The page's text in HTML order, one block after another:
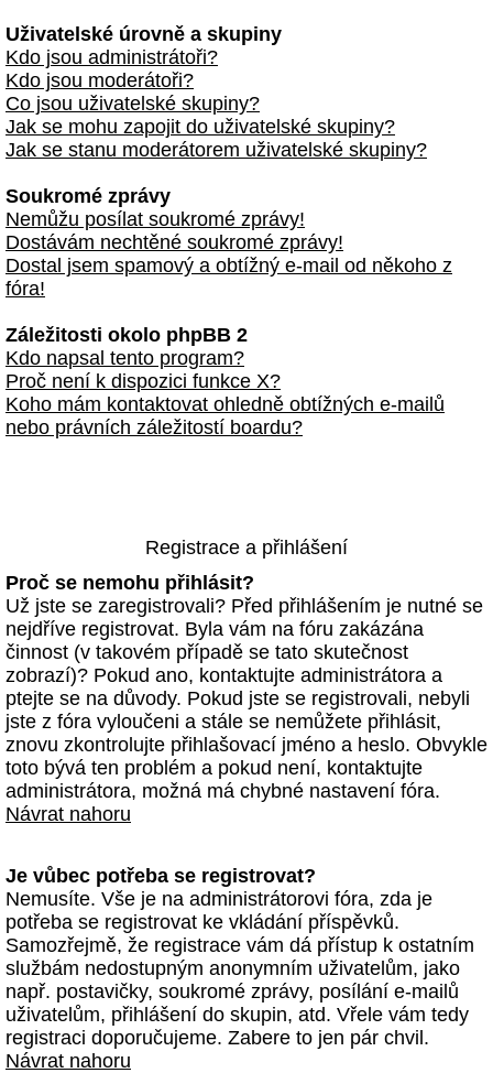
Uživatelské úrovně a skupiny
Kdo jsou administrátoři?
Kdo jsou moderátoři?
Co jsou uživatelské skupiny?
Jak se mohu zapojit do uživatelské skupiny?
Jak se stanu moderátorem uživatelské skupiny?
Soukromé zprávy
Nemůžu posílat soukromé zprávy!
Dostávám nechtěné soukromé zprávy!
Dostal jsem spamový a obtížný e-mail od někoho z
fóra!
Záležitosti okolo phpBB 2
Kdo napsal tento program?
Proč není k dispozici funkce X?
Koho mám kontaktovat ohledně obtížných e-mailů
nebo právních záležitostí boardu?
Registrace a přihlášení
Proč se nemohu přihlásit?
Už jste se zaregistrovali? Před přihlášením je nutné se
nejdříve registrovat. Byla vám na fóru zakázána
činnost (v takovém případě se tato skutečnost
zobrazí)? Pokud ano, kontaktujte administrátora a
ptejte se na důvody. Pokud jste se registrovali, nebyli
jste z fóra vyloučeni a stále se nemůžete přihlásit,
znovu zkontrolujte přihlašovací jméno a heslo. Obvykle
toto bývá ten problém a pokud není, kontaktujte
administrátora, možná má chybné nastavení fóra.
Návrat nahoru
Je vůbec potřeba se registrovat?
Nemusíte. Vše je na administrátorovi fóra, zda je
potřeba se registrovat ke vkládání příspěvků.
Samozřejmě, že registrace vám dá přístup k ostatním
službám nedostupným anonymním uživatelům, jako
např. postavičky, soukromé zprávy, posílání e-mailů
uživatelům, přihlášení do skupin, atd. Vřele vám tedy
registraci doporučujeme. Zabere to jen pár chvil.
Návrat nahoru